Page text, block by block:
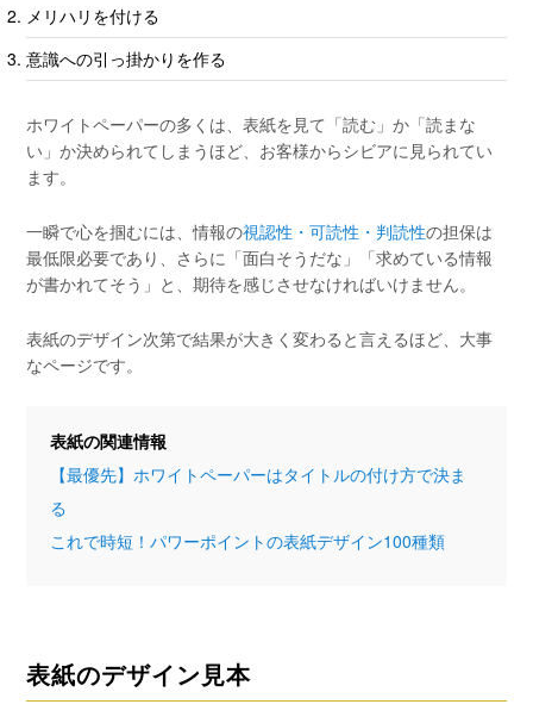
メリハリを付ける
意識への引っ掛かりを作る
ホワイトペーパーの多くは、表紙を見て「読む」か「読まな
い」か決められてしまうほど、お客様からシビアに見られてい
ます。
一瞬で心を掴むには、情報の視認性・可読性・判読性の担保は
最低限必要であり、さらに「面白そうだな」「求めている情報
が書かれてそう」と、期待を感じさせなければいけません。
表紙のデザイン次第で結果が大きく変わると言えるほど、大事
なページです。
表紙の関連情報
【最優先】ホワイトペーパーはタイトルの付け方で決ま
る
これで時短！パワーポイントの表紙デザイン100種類
表紙のデザイン見本